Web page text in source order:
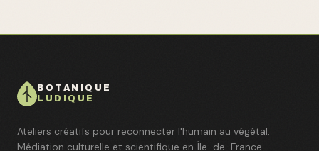
BOTANIQUE
LUDIQUE
Ateliers créatifs pour reconnecter l'humain au végétal.
Médiation culturelle et scientifique en Île-de-France.